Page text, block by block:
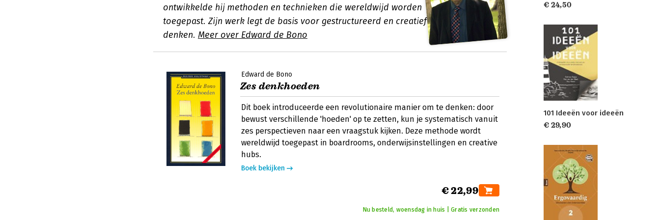
ontwikkelde hij methoden en technieken die wereldwijd worden
toegepast. Zijn werk legt de basis voor gestructureerd en creatief
denken. Meer over Edward de Bono
Edward de Bono
Zes denkhoeden
Dit boek introduceerde een revolutionaire manier om te denken: door
bewust verschillende 'hoeden' op te zetten, kun je systematisch vanuit
zes perspectieven naar een vraagstuk kijken. Deze methode wordt
wereldwijd toegepast in boardrooms, onderwijsinstellingen en creative
hubs.
Boek bekijken
€ 22,99
Nu besteld, woensdag in huis | Gratis verzonden
€ 24,50
101 Ideeën voor ideeën
€ 29,90